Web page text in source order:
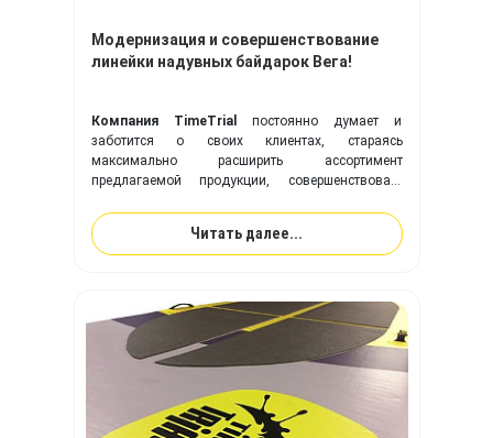
Модернизация и совершенствование
линейки надувных байдарок Вега!
Компания TimeTrial
постоянно думает и
заботится о своих клиентах, стараясь
максимально расширить ассортимент
предлагаемой продукции, совершенствовать
оптимизировать производственный процесс в
целом.
Читать далее...